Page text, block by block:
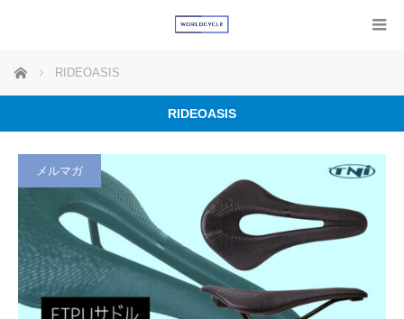
ホーム RIDEOASIS
RIDEOASIS
メルマガ